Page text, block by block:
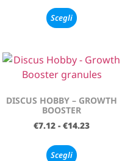
Scegli
DISCUS HOBBY – GROWTH
BOOSTER
€7.12 - €14.23
Scegli